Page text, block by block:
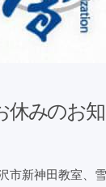
休みのお
市新神田教室、